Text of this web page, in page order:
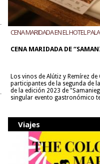
CENA MARIDADA EN EL HOTEL
CENA MARIDADA DE
Los vinos de Alútiz y Remírez
participantes de la segunda de
de la edición 2023 de
singular evento gastronómico
Viajes